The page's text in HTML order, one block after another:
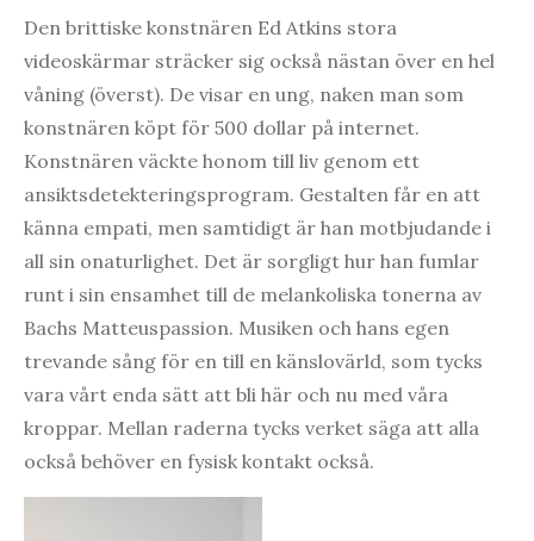
Den brittiske konstnären Ed Atkins stora
videoskärmar sträcker sig också nästan över en hel
våning (överst). De visar en ung, naken man som
konstnären köpt för 500 dollar på internet.
Konstnären väckte honom till liv genom ett
ansiktsdetekteringsprogram. Gestalten får en att
känna empati, men samtidigt är han motbjudande i
all sin onaturlighet. Det är sorgligt hur han fumlar
runt i sin ensamhet till de melankoliska tonerna av
Bachs Matteuspassion. Musiken och hans egen
trevande sång för en till en känslovärld, som tycks
vara vårt enda sätt att bli här och nu med våra
kroppar. Mellan raderna tycks verket säga att alla
också behöver en fysisk kontakt också.